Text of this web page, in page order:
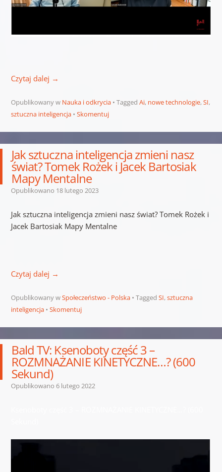
Czytaj dalej →
Opublikowany w Nauka i odkrycia Tagged Ai, nowe technologie,SI,
sztuczna inteligencja
Skomentuj
Jak sztuczna inteligencja zmieni nasz
świat? Tomek Rożek i Jacek Bartosiak
Mapy Mentalne
Opublikowano 18 lutego 2023
Jak sztuczna inteligencja zmieni nasz świat? Tomek Rożek i
Jacek Bartosiak Mapy Mentalne
Czytaj dalej →
Opublikowany wSpołeczeństwo - Polska Tagged SI,sztuczna
inteligencja
Skomentuj
Bald TV: Ksenoboty część 3 –
ROZMNAŻANIE KINETYCZNE…? (600
Sekund)
Opublikowano 6 lutego 2022